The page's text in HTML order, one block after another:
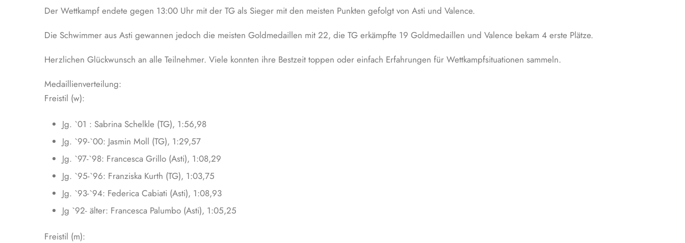
Der Wettkampf endete gegen 13:00 Uhr mit der TG als Sieger mit den meisten Punkten gefolgt von Asti und Valence.
Die Schwimmer aus Asti gewannen jedoch die meisten Goldmedaillen mit 22, die TG erkämpfte 19 Goldmedaillen und Valence bekam 4 erste Plätze.
Herzlichen Glückwunsch an alle Teilnehmer. Viele konnten ihre Bestzeit toppen oder einfach Erfahrungen für Wettkampfsituationen sammeln.
Medaillienverteilung:
Freistil (w):
Jg. `01 : Sabrina Schelkle (TG), 1:56,98
Jg. `99-`00: Jasmin Moll (TG), 1:29,57
Jg. `97-`98: Francesca Grillo (Asti), 1:08,29
Jg. `95-`96: Franziska Kurth (TG), 1:03,75
Jg. `93-`94: Federica Cabiati (Asti), 1:08,93
Jg `92- älter: Francesca Palumbo (Asti), 1:05,25
Freistil (m):